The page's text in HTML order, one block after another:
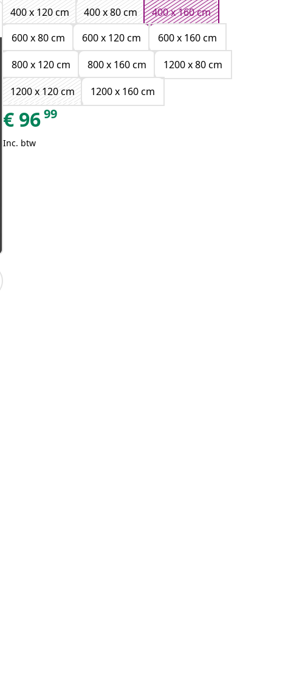
400 x 120 cm
400 x 80 cm
400 x 160 cm
600 x 80 cm
600 x 120 cm
600 x 160 cm
800 x 120 cm
800 x 160 cm
1200 x 80 cm
1200 x 120 cm
1200 x 160 cm
€ 9699
Inc. btw